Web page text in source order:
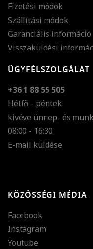
Fizetési módok
Szállítási módok
Garanciális információ
Visszaküldési
ÜGYFÉLSZOLGÁLAT
+36 1 88 55 505
Hétfő - péntek
kivéve ünnep- és
08:00 - 16:30
E-mail küldése
KÖZÖSSÉGI MÉDIA
Facebook
Instagram
Youtube